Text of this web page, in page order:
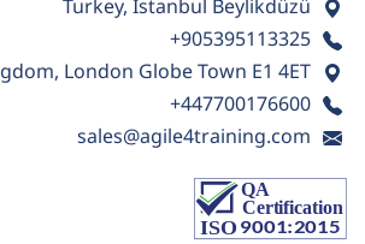
+905395113325
London Globe Town E1 4ET
+447700176600
sales@agile4training.com